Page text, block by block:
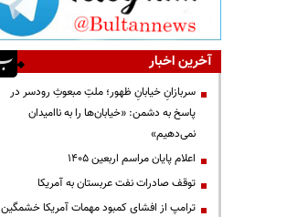
آخرین اخبار
سربازانِ خیابانِ ظهور؛ ملتِ مبعوثِ رودسر در
پاسخ به دشمن: «خیابان‌ها را به ناامیدان
نمی‌دهیم»
اعلام پایان مراسم اربعین ۱۴۰۵
توقف صادرات نفت عربستان به آمریکا
ترامپ از افشای کمبود مهمات آمریکا خشمگین